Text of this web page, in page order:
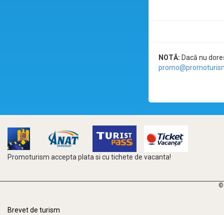
NOTĂ: Dacă nu
Promoturism accepta plata si cu tichete de vacanta!
©
Brevet de turism